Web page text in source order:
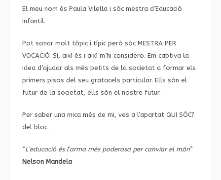
El meu nom és Paula Vilella i sóc mestra d’Educació
Infantil.
Pot sonar molt tòpic i típic però sóc MESTRA PER
VOCACIÓ. Sí, així és i així m’hi considero. Em captiva la
idea d’ajudar als més petits de la societat a formar els
primers pisos del seu gratacels particular. Ells són el
futur de la societat, ells són el nostre futur.
Per saber una mica més de mi, ves a l’apartat QUI SÓC?
del bloc.
“L’educació és l’arma més poderosa per canviar el món”
Nelson Mandela